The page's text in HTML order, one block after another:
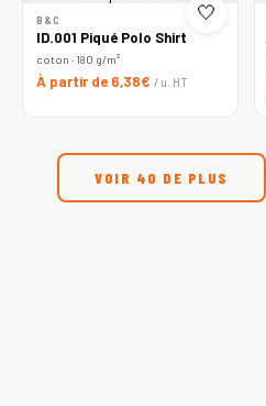
🤍
B&C
ID.001 Piqué Polo Shirt
coton · 180 g/m²
À partir de 6,38€ / u. HT
VOIR 40 DE PLUS